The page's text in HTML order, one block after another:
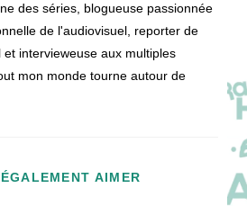
des séries, blogueuse passionnée
de l'audiovisuel, reporter de
intervieweuse aux multiples
mon monde tourne autour de
AIMER